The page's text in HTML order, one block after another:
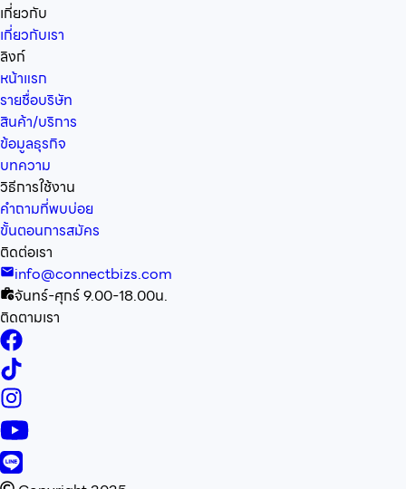
เกี่ยวกับ
เกี่ยวกับเรา
ลิงก์
หน้าแรก
รายชื่อบริษัท
สินค้า/บริการ
ข้อมูลธุรกิจ
บทความ
วิธีการใช้งาน
คำถามที่พบบ่อย
ขั้นตอนการสมัคร
ติดต่อเรา
info@connectbizs.com
จันทร์-ศุกร์ 9.00-18.00น.
ติดตามเรา